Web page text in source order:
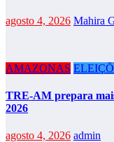
agosto 4, 2026 Mahira
AMAZONAS
TRE-AM prepara
2026
agosto 4, 2026 admin